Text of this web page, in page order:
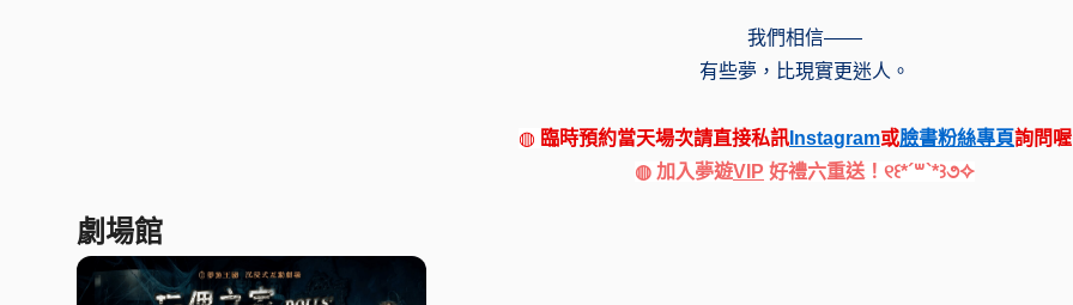
我們相信——
有些夢，比現實更迷人。
◍ 臨時預約當天場次請直接私訊 Instagram或臉書粉絲專頁詢問
◍ 加入夢遊VIP 好禮六重送！୧꒰*´꒳`*꒱૭✧
劇場館